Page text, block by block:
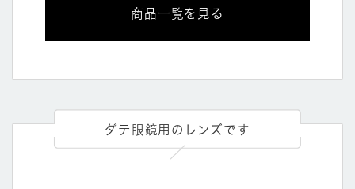
商品一覧を見る
ダテ眼鏡用のレンズです